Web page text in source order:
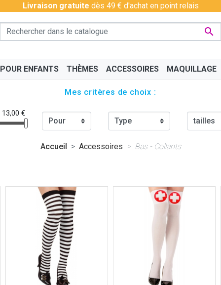
Livraison gratuite dès 49 € d'achat en point relais

HUMOUR MÉDIEVAL
ENFANTS THÈMES
DISCO DISNEY
ACCESSOIRES
HALLOWEEN LUNETTES
MAQUILLAGE
Mes critères de choix :
13,00 €
Accueil Accessoires Bas - Collants